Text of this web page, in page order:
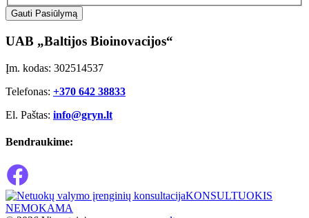
Gauti Pasiūlymą
UAB „Baltijos Bioinovacijos“
Įm. kodas: 302514537
Telefonas: +370 642 38833
El. Paštas: info@gryn.lt
Bendraukime:
KONSULTUOKIS
NEMOKAMA